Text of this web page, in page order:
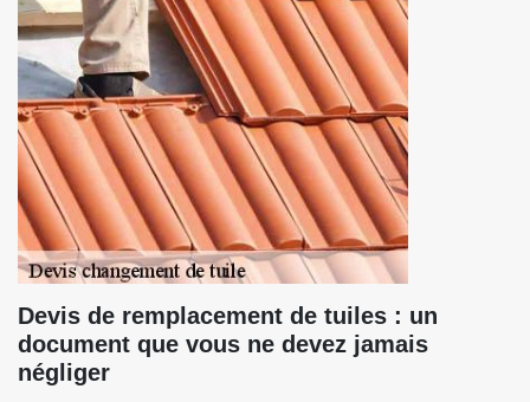
Devis de remplacement de tuiles : un
document que vous ne devez jamais
négliger